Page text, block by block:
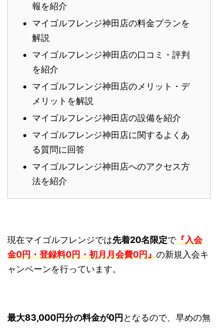
報を紹介
マイゴルフレンジ神田店の料金プランを
解説
マイゴルフレンジ神田店の口コミ・評判
を紹介
マイゴルフレンジ神田店のメリット・デ
メリットを解説
マイゴルフレンジ神田店の設備を紹介
マイゴルフレンジ神田店に関するよくあ
る質問に回答
マイゴルフレンジ神田店へのアクセス方
法を紹介
現在マイゴルフレンジでは先着20名限定で『入会
金0円・登録料0円・初月月会費0円』の新規入会キ
ャンペーンを行っています。
最大83,000円分の料金が0円 となるので、早めの無